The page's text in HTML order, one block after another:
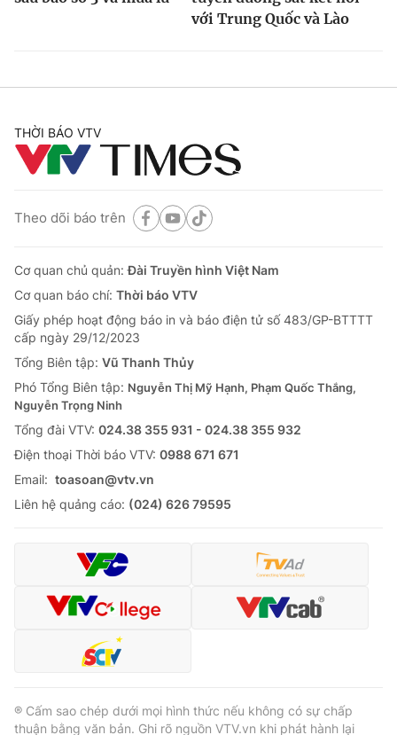
với Trung Quốc và Lào
THỜI BÁO VTV
Theo dõi báo trên
Cơ quan chủ quản:Đài Truyền hình Việt Nam
Cơ quan báo chí: Thời báo VTV
Giấy phép hoạt động báo in và báo điện tử số 483/GP-BTTTT
cấp ngày 29/12/2023
Tổng Biên tập: Vũ Thanh Thủy
Phó Tổng Biên tập: Nguyễn Thị Mỹ Hạnh, Phạm Quốc Thắng,
Nguyễn Trọng Ninh
Tổng đài VTV: 024.38 355 931 - 024.38 355 932
Ðiện thoại Thời báo VTV: 0988 671 671
Email: toasoan@vtv.vn
Liên hệ quảng cáo: (024) 626 79595
® Cấm sao chép dưới mọi hình thức nếu không có sự chấp
thuận bằng văn bản. Ghi rõ nguồn VTV.vn khi phát hành lại